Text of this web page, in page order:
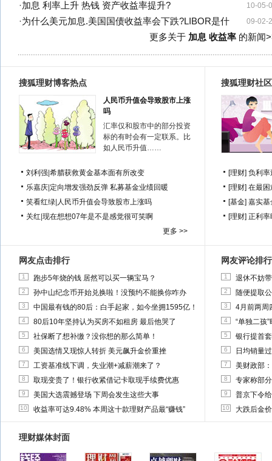
10-05-
·加息 利率上升 热钱 资产收益率提升?
09-02-
·为什么美元加息.美国国债收益率会下跌?LIBOR是什
更多关于 加息 收益率的新闻
搜狐理财博客热点
人民币升值会导致股市上涨
吗
汇率仅和股市中的部分投资
标的有时会有一定联系。比
如人民币升值……
刘利强 希腊获救黄金基本面有所改变
乐嘉庆 定向增发强劲反弹 私募基金业绩回暖
笑看红绿 人民币升值会导致股市上涨吗
关红 现在想想07年是不是感觉很可笑啊
更多 >>
搜狐理财社
[理财] 负利率
[理财] 在最困
[基金] 嘉实基
[理财] 正利率
网友点击排行
1 跑步5年烧的钱 居然可以买一辆宝马？
2 孙中山纪念币开始兑换啦！没预约不能换你咋办
3 中国最有钱的80后：白手起家，如今坐拥1595亿！
4 80后10年坚持认为买房不如租房 最后他哭了
5 社保断了想补缴？没你想的那么简单！
6 美国选情又现惊人转折 美元飙升金价重挫
7 工资基准线下调，失业潮+减薪潮来了？
8 取现变贵了！银行收紧借记卡取现手续费优惠
9 美国大选震撼登场 下周会发生这些大事
10 收益率可达9.48% 本周这十款理财产品最“赚钱”
网友评论排行
1 退休不妨
2 随便提取
3 4月前两周
4 “单独二孩
5 银行提首
6 日均销量
7 美财政部
8 专家称部
9 普京下令
10 大跌后金
理财媒体封面